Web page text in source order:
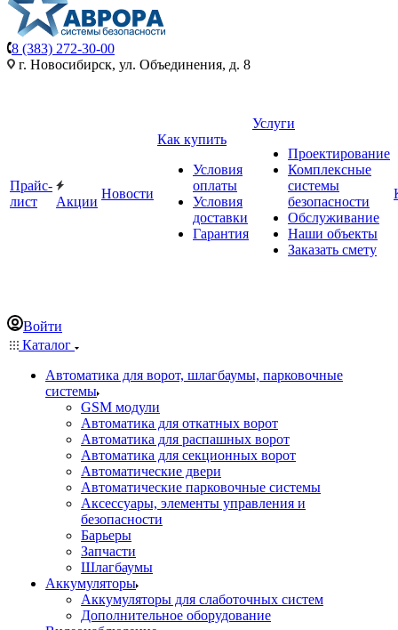
8 (383) 272-30-00
г. Новосибирск, ул. Объединения, д. 8
Прайс-
лист
Акции
Новости
Как купить
Условия
оплаты
Условия
доставки
Гарантия
Услуги
Проектирование
Комплексные
системы
безопасности
Обслуживание
Наши объекты
Заказать смету
Войти
Каталог
Автоматика для ворот, шлагбаумы, парковочные
системы
GSM модули
Автоматика для откатных ворот
Автоматика для распашных ворот
Автоматика для секционных ворот
Автоматические двери
Автоматические парковочные системы
Аксессуары, элементы управления и
безопасности
Барьеры
Запчасти
Шлагбаумы
Аккумуляторы
Аккумуляторы для слаботочных систем
Дополнительное оборудование